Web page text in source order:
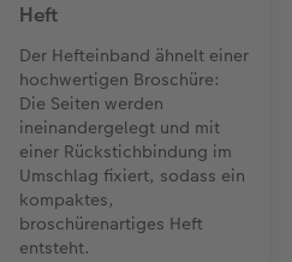
Heft
Der Hefteinband ähnelt einer
hochwertigen Broschüre:
Die Seiten werden
ineinandergelegt und mit
einer Rückstichbindung im
Umschlag fixiert, sodass ein
kompaktes,
broschürenartiges Heft
entsteht.